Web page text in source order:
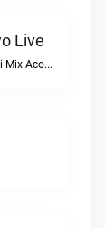
Live
La Mejor Musica VariadaRadio Safari Mix Acomayo live